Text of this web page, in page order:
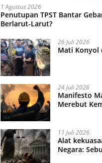
1 Agustus 2026
Penutupan TPST Bantar
Berlarut-Larut?
26 Juli 2026
Mati Konyol
24 Juli 2026
Manifesto
Merebut
11 Juli 2026
Alat
Negara: